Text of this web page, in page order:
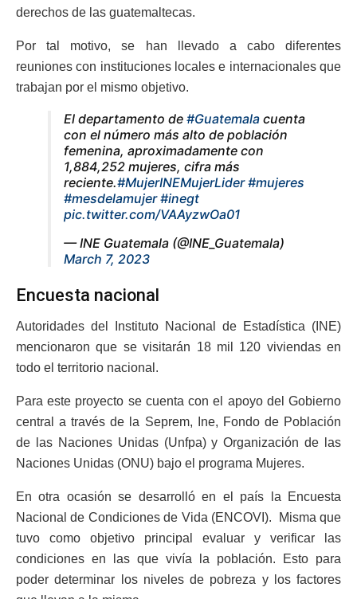
derechos de las guatemaltecas.
Por tal motivo, se han llevado a cabo diferentes
reuniones con instituciones locales e internacionales que
trabajan por el mismo objetivo.
El departamento de #Guatemala cuenta
con el número más alto de población
femenina, aproximadamente con
1,884,252 mujeres, cifra más
reciente.#MujerINEMujerLider #mujeres
#mesdelamujer #inegt
pic.twitter.com/VAAyzwOa01
— INE Guatemala (@INE_Guatemala)
March 7, 2023
Encuesta nacional
Autoridades del Instituto Nacional de Estadística (INE)
mencionaron que se visitarán 18 mil 120 viviendas en
todo el territorio nacional.
Para este proyecto se cuenta con el apoyo del Gobierno
central a través de la Seprem, Ine, Fondo de Población
de las Naciones Unidas (Unfpa) y Organización de las
Naciones Unidas (ONU) bajo el programa Mujeres.
En otra ocasión se desarrolló en el país la Encuesta
Nacional de Condiciones de Vida (ENCOVI). Misma que
tuvo como objetivo principal evaluar y verificar las
condiciones en las que vivía la población. Esto para
poder determinar los niveles de pobreza y los factores